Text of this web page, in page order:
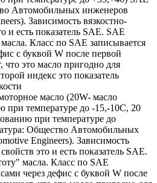
Автомобильных инженеров
Зависимость вязкостно-
и есть показатель SAE. SAE
Класс по SAE записывается
с буквой W после первой
это масло пригодно для
индекс это показатель
масло (20W- масло
при температуре до -15,-10С, 20
при температуре до
Общество Автомобильных
Engineers). Зависимость
это и есть показатель SAE.
масла. Класс по SAE
через дефис с буквой W после